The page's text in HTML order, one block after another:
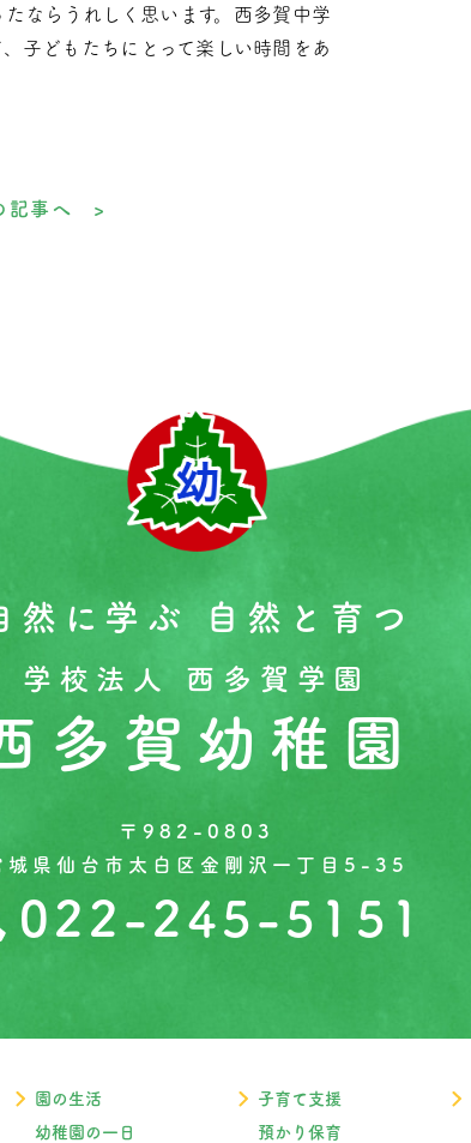
ならうれしく思います。西多賀中学
子どもたちにとって楽しい時間をあ
記事へ >
然に学ぶ 自然と育つ
学校法人 西多賀学園
多賀幼稚園
〒982-0803
城県仙台市太白区金剛沢一丁目5-35
022-245-5151
園の生活
幼稚園の一日
子育て支援
預かり保育